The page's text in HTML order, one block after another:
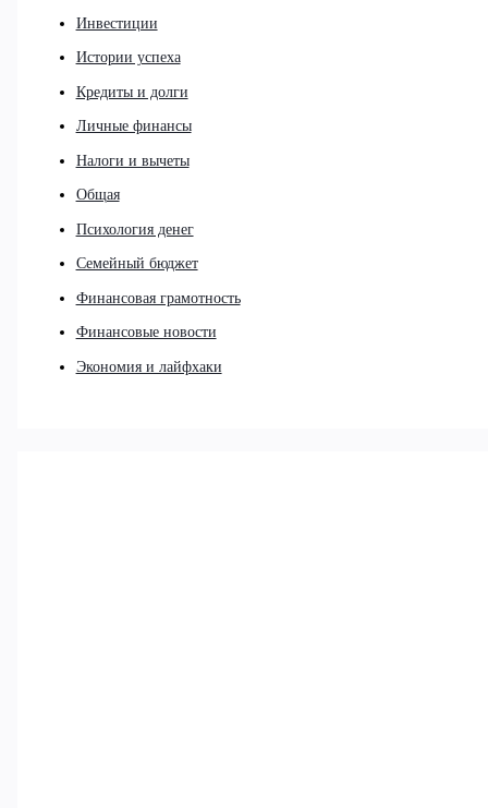
Инвестиции
Истории успеха
Кредиты и долги
Личные финансы
Налоги и вычеты
Общая
Психология денег
Семейный бюджет
Финансовая грамотность
Финансовые новости
Экономия и лайфхаки